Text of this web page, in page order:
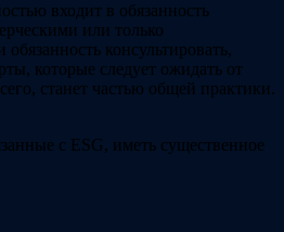
входит в обязанность
или только
консультировать,
которые следует ожидать от
станет частью общей практики.
с ESG, иметь существенное